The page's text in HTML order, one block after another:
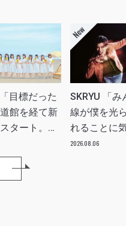
目標だった
館を経て新
タート。
しかない魅
ていきた
SKRYU 「み
線が僕を光
れることに
た」
2026.08.06